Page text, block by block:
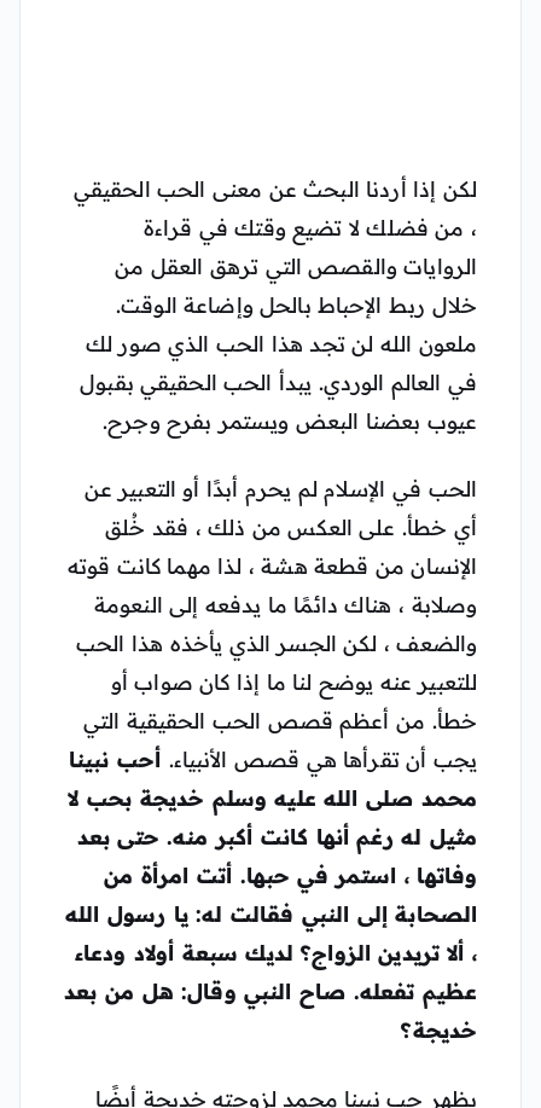
لكن إذا أردنا البحث عن معنى الحب الحقيقي
، من فضلك لا تضيع وقتك في قراءة
الروايات والقصص التي ترهق العقل من
خلال ربط الإحباط بالحل وإضاعة الوقت.
ملعون الله لن تجد هذا الحب الذي صور لك
في العالم الوردي. يبدأ الحب الحقيقي بقبول
عيوب بعضنا البعض ويستمر بفرح وجرح.
الحب في الإسلام لم يحرم أبدًا أو التعبير عن
أي خطأ. على العكس من ذلك ، فقد خُلق
الإنسان من قطعة هشة ، لذا مهما كانت قوته
وصلابة ، هناك دائمًا ما يدفعه إلى النعومة
والضعف ، لكن الجسر الذي يأخذه هذا الحب
للتعبير عنه يوضح لنا ما إذا كان صواب أو
خطأ. من أعظم قصص الحب الحقيقية التي
يجب أن تقرأها هي قصص الأنبياء. أحب نبينا
محمد صلى الله عليه وسلم خديجة بحب لا
مثيل له رغم أنها كانت أكبر منه. حتى بعد
وفاتها ، استمر في حبها. أتت امرأة من
الصحابة إلى النبي فقالت له: يا رسول الله
، ألا تريدين الزواج؟ لديك سبعة أولاد ودعاء
عظيم تفعله. صاح النبي وقال: هل من بعد
خديجة؟
يظهر حب نبينا محمد لزوجته خديجة أيضًا